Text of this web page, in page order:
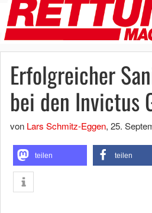
Erfolgreicher
bei den Invictus
von Lars Schmitz-Eggen, 25.
teilen teilen